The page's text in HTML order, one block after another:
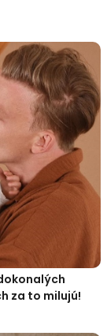
za to milujú!